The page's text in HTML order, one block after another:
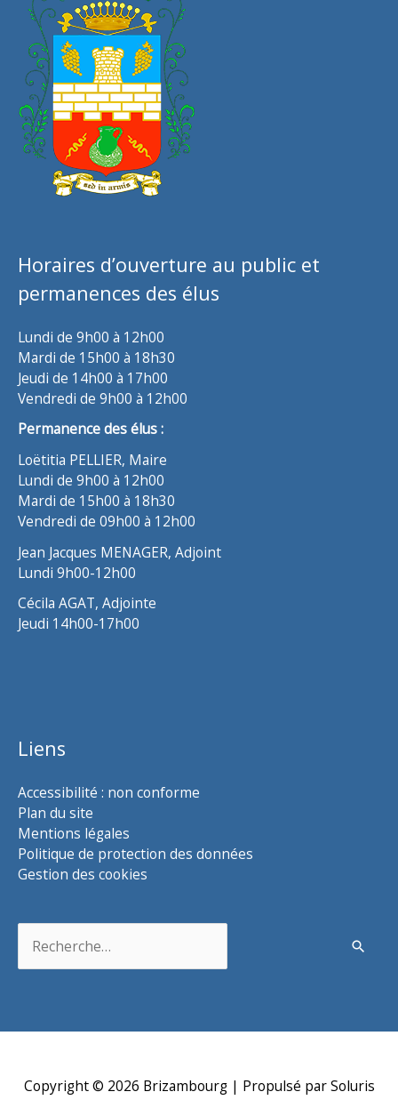
Horaires d’ouverture au public et
permanences des élus
Lundi de 9h00 à 12h00
Mardi de 15h00 à 18h30
Jeudi de 14h00 à 17h00
Vendredi de 9h00 à 12h00
Permanence des élus :
Loëtitia PELLIER, Maire
Lundi de 9h00 à 12h00
Mardi de 15h00 à 18h30
Vendredi de 09h00 à 12h00
Jean Jacques MENAGER, Adjoint
Lundi 9h00-12h00
Cécila AGAT, Adjointe
Jeudi 14h00-17h00
Liens
Accessibilité : non conforme
Plan du site
Mentions légales
Politique de protection des données
Gestion des cookies
Copyright © 2026 Brizambourg| Propulsé par Soluris